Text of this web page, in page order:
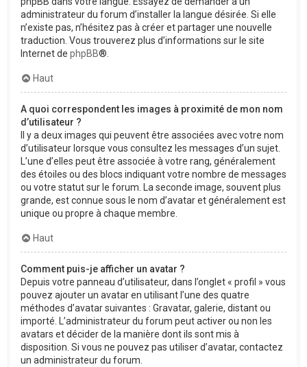
administrateur du forum d’installer la langue désirée. Si elle
n’existe pas, n’hésitez pas à créer et partager une nouvelle
traduction. Vous trouverez plus d’informations sur le site
Internet de phpBB®.
Haut
A quoi correspondent les images à proximité de mon nom
d’utilisateur ?
Il y a deux images qui peuvent être associées avec votre nom
d’utilisateur lorsque vous consultez les messages d’un sujet.
L’une d’elles peut être associée à votre rang, généralement
des étoiles ou des blocs indiquant votre nombre de messages
ou votre statut sur le forum. La seconde image, souvent plus
grande, est connue sous le nom d’avatar et généralement est
unique ou propre à chaque membre.
Haut
Comment puis-je afficher un avatar ?
Depuis votre panneau d’utilisateur, dans l’onglet « profil » vous
pouvez ajouter un avatar en utilisant l’une des quatre
méthodes d’avatar suivantes : Gravatar, galerie, distant ou
importé. L’administrateur du forum peut activer ou non les
avatars et décider de la manière dont ils sont mis à
disposition. Si vous ne pouvez pas utiliser d’avatar, contactez
un administrateur du forum.